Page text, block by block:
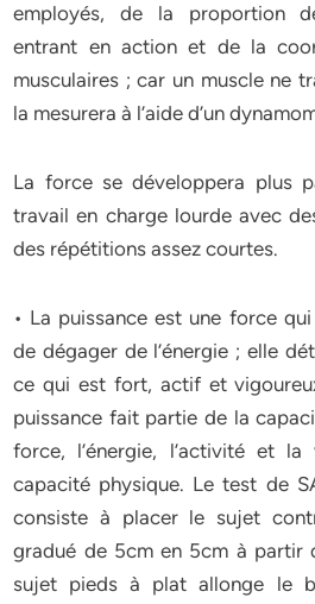
employés, de la proportion
entrant en action et de la
musculaires ; car un muscle ne
la mesurera à l’aide d’un
La force se développera plus
travail en charge lourde avec
des répétitions assez courtes.
• La puissance est une force
de dégager de l’énergie ; elle
ce qui est fort, actif et
puissance fait partie de la
force, l’énergie, l’activité et
capacité physique. Le test de
consiste à placer le sujet
gradué de 5cm en 5cm à partir
sujet pieds à plat allonge le